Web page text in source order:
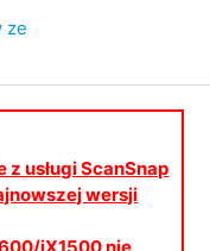
ze
usługi ScanSnap
wersji